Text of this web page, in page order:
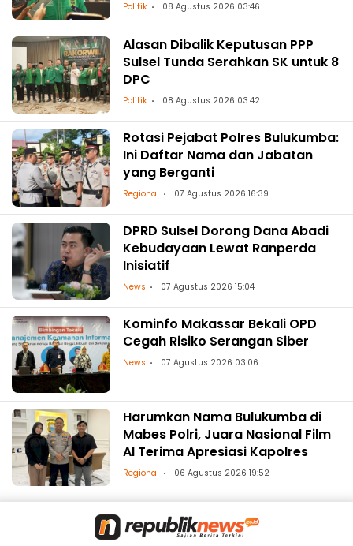
Politik 08 Agustus 2026 03:46
Alasan Dibalik Keputusan PPP
Sulsel Tunda Serahkan SK untuk 8
DPC
Politik 08 Agustus 2026 03:42
Rotasi Pejabat Polres Bulukumba:
Ini Daftar Nama dan Jabatan
yang Berganti
Regional 07 Agustus 2026 16:39
DPRD Sulsel Dorong Dana Abadi
Kebudayaan Lewat Ranperda
Inisiatif
News 07 Agustus 2026 15:04
Kominfo Makassar Bekali OPD
Cegah Risiko Serangan Siber
News 07 Agustus 2026 03:06
Harumkan Nama Bulukumba di
Mabes Polri, Juara Nasional Film
AI Terima Apresiasi Kapolres
Regional 06 Agustus 2026 19:52